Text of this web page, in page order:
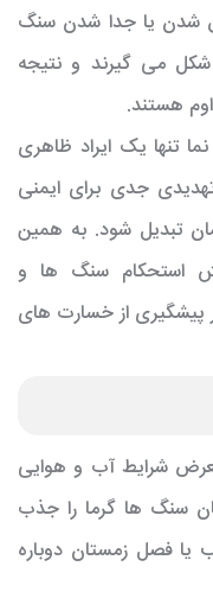
شدن یا جدا شدن سنگ
شکل می گیرند و نتیجه
هستند.
تنها یک ایراد ظاهری
جدی برای ایمنی
تبدیل شود. به همین
استحکام سنگ ها و
از خسارت های
شرایط آب و هوایی
سنگ ها گرما را جذب
فصل زمستان دوباره